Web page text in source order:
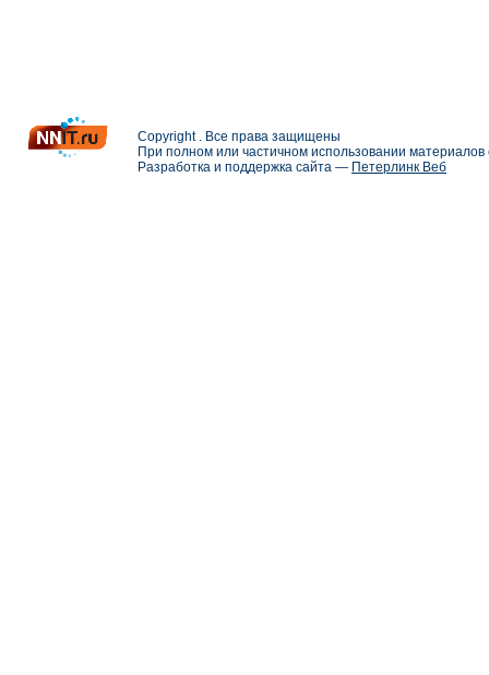
Copyright . Все права защищены
При полном или частичном использовании
Разработка и поддержка сайта — Петерлинк Веб